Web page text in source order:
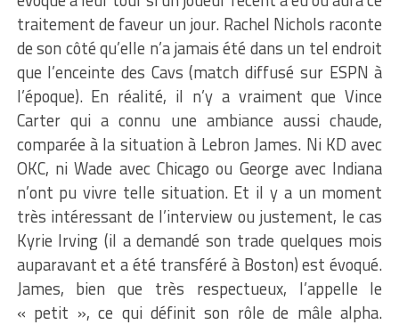
traitement de faveur un jour. Rachel Nichols raconte
de son côté qu’elle n’a jamais été dans un tel endroit
que l’enceinte des Cavs (match diffusé sur ESPN à
l’époque). En réalité, il n’y a vraiment que Vince
Carter qui a connu une ambiance aussi chaude,
comparée à la situation à Lebron James. Ni KD avec
OKC, ni Wade avec Chicago ou George avec Indiana
n’ont pu vivre telle situation. Et il y a un moment
très intéressant de l’interview ou justement, le cas
Kyrie Irving (il a demandé son trade quelques mois
auparavant et a été transféré à Boston) est évoqué.
James, bien que très respectueux, l’appelle le
« petit », ce qui définit son rôle de mâle alpha.